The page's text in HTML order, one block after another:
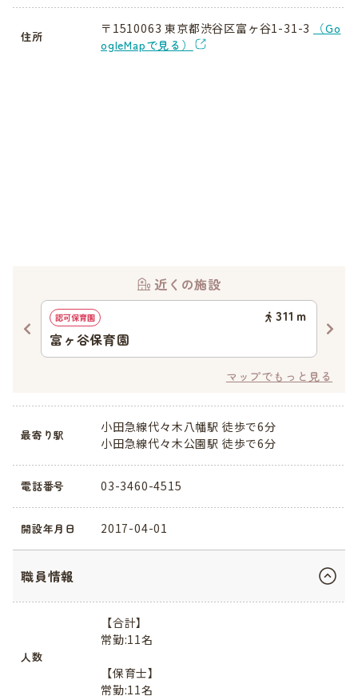
住所
〒1510063 東京都渋谷区富ヶ谷1-31-3
（Go
ogleMapで見る）
近くの施設
認可保育園 311 ｍ
富ヶ谷保育園
マップでもっと見る
最寄り駅
小田急線代々木八幡駅 徒歩で6分
小田急線代々木公園駅 徒歩で6分
電話番号 03-3460-4515
開設年月日 2017-04-01
職員情報
人数
【合計】
常勤:11名
【保育士】
常勤:11名